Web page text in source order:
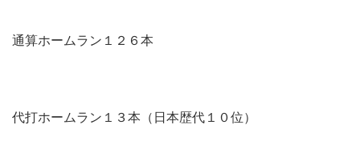
通算ホームラン１２６本
代打ホームラン１３本（日本歴代１０位）